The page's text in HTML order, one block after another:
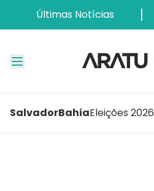
Últimas Notícias
SalvadorBahiaEleições 2026